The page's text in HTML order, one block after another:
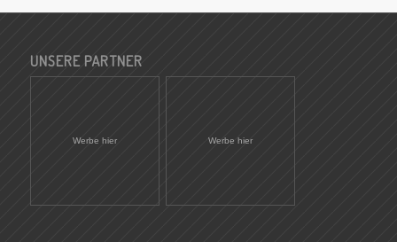
UNSERE PARTNER
Werbe hier Werbe hier